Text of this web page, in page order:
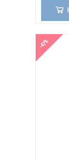
-47%